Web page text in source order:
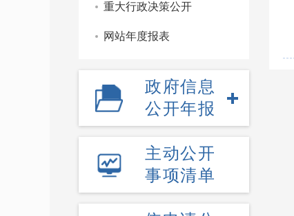
重大行政决策公开
网站年度报表
政府信息
公开年报
主动公开
事项清单